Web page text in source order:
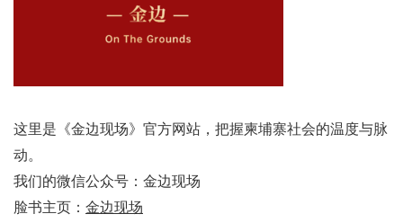
这里是《金边现场》官方网站，把握柬埔寨社会的温度与脉
动。
我们的微信公众号：金边现场
脸书主页： 金边现场